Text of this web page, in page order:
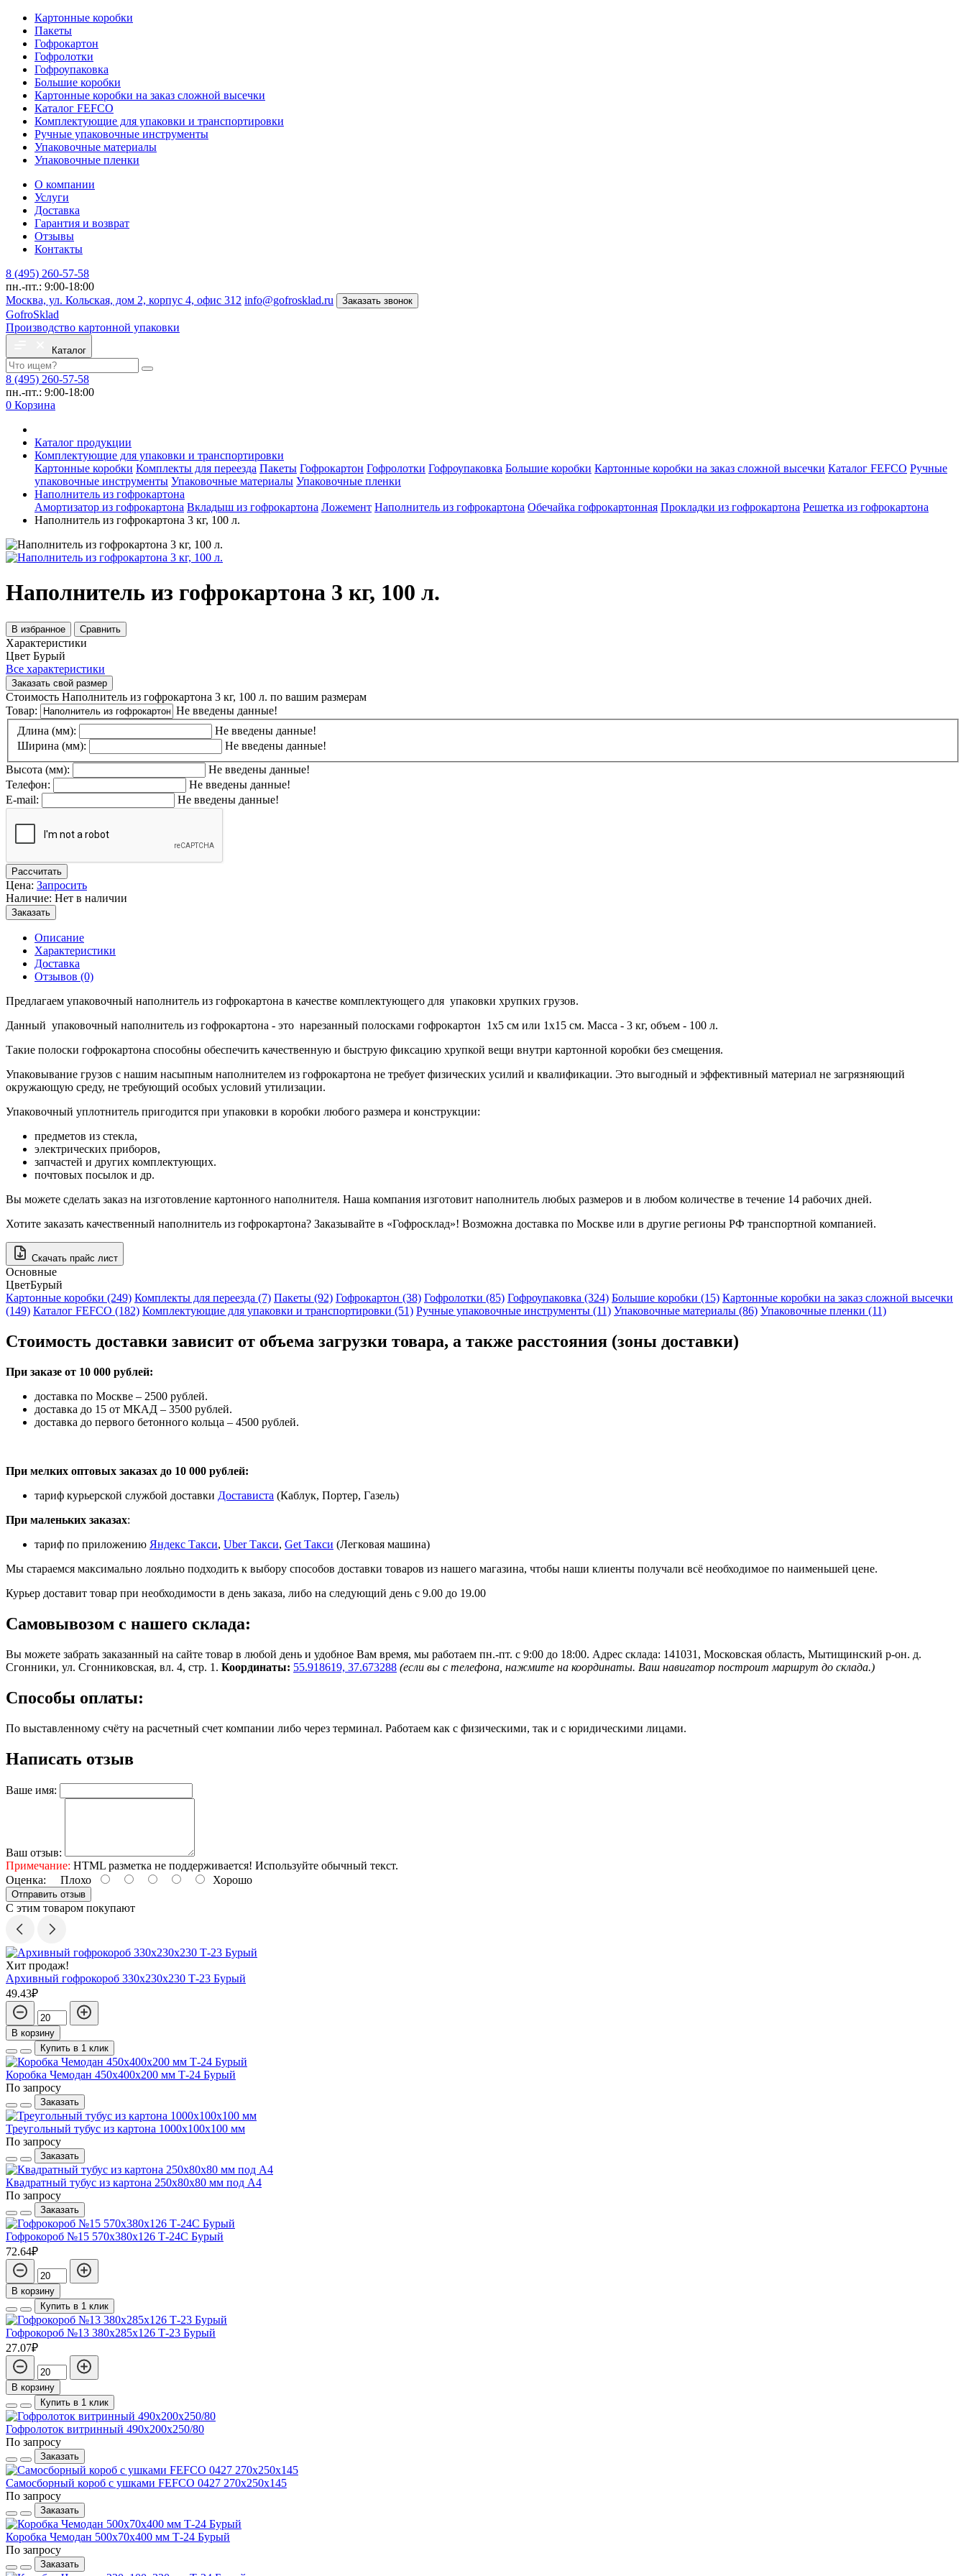
Картонные коробки
Пакеты
Гофрокартон
Гофролотки
Гофроупаковка
Большие коробки
Картонные коробки на заказ сложной высечки
Каталог FEFCO
Комплектующие для упаковки и транспортировки
Ручные упаковочные инструменты
Упаковочные материалы
Упаковочные пленки
О компании
Услуги
Доставка
Гарантия и возврат
Отзывы
Контакты
8 (495) 260-57-58
пн.-пт.: 9:00-18:00
Москва, ул. Кольская, дом 2, корпус 4, офис 312 info@gofrosklad.ru Заказать звонок
GofroSklad
Производство картонной упаковки
Каталог
8 (495) 260-57-58
пн.-пт.: 9:00-18:00
0 Корзина
Каталог продукции
Комплектующие для упаковки и транспортировки
Картонные коробки Комплекты для переезда Пакеты Гофрокартон Гофролотки Гофроупаковка Большие коробки Картонные коробки на заказ сложной высечки Каталог FEFCO Ручные
упаковочные инструменты Упаковочные материалы Упаковочные пленки
Наполнитель из гофрокартона
Амортизатор из гофрокартона Вкладыш из гофрокартона Ложемент Наполнитель из гофрокартона Обечайка гофрокартонная Прокладки из гофрокартона Решетка из гофрокартона
Наполнитель из гофрокартона 3 кг, 100 л.
Наполнитель из гофрокартона 3 кг, 100 л.
В избранное Сравнить
Характеристики
Цвет Бурый
Все характеристики
Заказать свой размер
Стоимость Наполнитель из гофрокартона 3 кг, 100 л. по вашим размерам
Товар:
Не введены данные!
Длина (мм):
Не введены данные!
Ширина (мм):
Не введены данные!
Высота (мм):
Не введены данные!
Телефон:
Не введены данные!
E-mail:
Не введены данные!
Рассчитать
Цена: Запросить
Наличие: Нет в наличии
Заказать
Описание
Характеристики
Доставка
Отзывов (0)
Предлагаем упаковочный наполнитель из гофрокартона в качестве комплектующего для упаковки хрупких грузов.
Данный упаковочный наполнитель из гофрокартона - это нарезанный полосками гофрокартон 1х5 см или 1х15 см. Масса - 3 кг, объем - 100 л.
Такие полоски гофрокартона способны обеспечить качественную и быструю фиксацию хрупкой вещи внутри картонной коробки без смещения.
Упаковывание грузов с нашим насыпным наполнителем из гофрокартона не требует физических усилий и квалификации. Это выгодный и эффективный материал не загрязняющий
окружающую среду, не требующий особых условий утилизации.
Упаковочный уплотнитель пригодится при упаковки в коробки любого размера и конструкции:
предметов из стекла,
электрических приборов,
запчастей и других комплектующих.
почтовых посылок и др.
Вы можете сделать заказ на изготовление картонного наполнителя. Наша компания изготовит наполнитель любых размеров и в любом количестве в течение 14 рабочих дней.
Хотите заказать качественный наполнитель из гофрокартона? Заказывайте в «Гофросклад»! Возможна доставка по Москве или в другие регионы РФ транспортной компанией.
Скачать прайс лист
Основные
ЦветБурый
Картонные коробки (249) Комплекты для переезда (7) Пакеты (92) Гофрокартон (38) Гофролотки (85) Гофроупаковка (324) Большие коробки (15) Картонные коробки на заказ сложной высечки
(149) Каталог FEFCO (182) Комплектующие для упаковки и транспортировки (51) Ручные упаковочные инструменты (11) Упаковочные материалы (86) Упаковочные пленки (11)
Стоимость доставки зависит от объема загрузки товара, а также расстояния (зоны доставки)
При заказе от 10 000 рублей:
доставка по Москве – 2500 рублей.
доставка до 15 от МКАД – 3500 рублей.
доставка до первого бетонного кольца – 4500 рублей.
При мелких оптовых заказах до 10 000 рублей:
тариф курьерской службой доставки Достависта (Каблук, Портер, Газель)
При маленьких заказах:
тариф по приложению Яндекс Такси, Uber Такси, Get Такси (Легковая машина)
Мы стараемся максимально лояльно подходить к выбору способов доставки товаров из нашего магазина, чтобы наши клиенты получали всё необходимое по наименьшей цене.
Курьер доставит товар при необходимости в день заказа, либо на следующий день с 9.00 до 19.00
Самовывозом с нашего склада:
Вы можете забрать заказанный на сайте товар в любой день и удобное Вам время, мы работаем пн.-пт. с 9:00 до 18:00. Адрес склада: 141031, Московская область, Мытищинский р-он. д.
Сгонники, ул. Сгонниковская, вл. 4, стр. 1. Координаты: 55.918619, 37.673288 (если вы с телефона, нажмите на координаты. Ваш навигатор построит маршрут до склада.)
Способы оплаты:
По выставленному счёту на расчетный счет компании либо через терминал. Работаем как с физическими, так и с юридическими лицами.
Написать отзыв
Ваше имя:
Ваш отзыв:
Примечание: HTML разметка не поддерживается! Используйте обычный текст.
Оценка: Плохо Хорошо
Отправить отзыв
С этим товаром покупают
Хит продаж!
Архивный гофрокороб 330х230х230 Т-23 Бурый
49.43₽
В корзину
Купить в 1 клик
Коробка Чемодан 450х400х200 мм Т-24 Бурый
По запросу
Заказать
Треугольный тубус из картона 1000x100x100 мм
По запросу
Заказать
Квадратный тубус из картона 250x80x80 мм под А4
По запросу
Заказать
Гофрокороб №15 570х380х126 Т-24С Бурый
72.64₽
В корзину
Купить в 1 клик
Гофрокороб №13 380х285х126 Т-23 Бурый
27.07₽
В корзину
Купить в 1 клик
Гофролоток витринный 490х200х250/80
По запросу
Заказать
Самосборный короб с ушками FEFCO 0427 270х250х145
По запросу
Заказать
Коробка Чемодан 500х70х400 мм Т-24 Бурый
По запросу
Заказать